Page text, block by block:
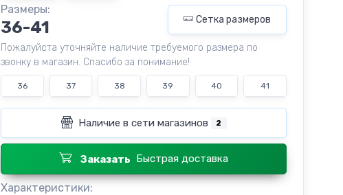
Размеры:
36-41 Сетка размеров
Пожалуйста уточняйте наличие требуемого размера по
звонку в магазин. Спасибо за понимание!
36 37 38 39 40 41
Наличие в сети магазинов 2
Заказать Быстрая доставка
Характеристики: